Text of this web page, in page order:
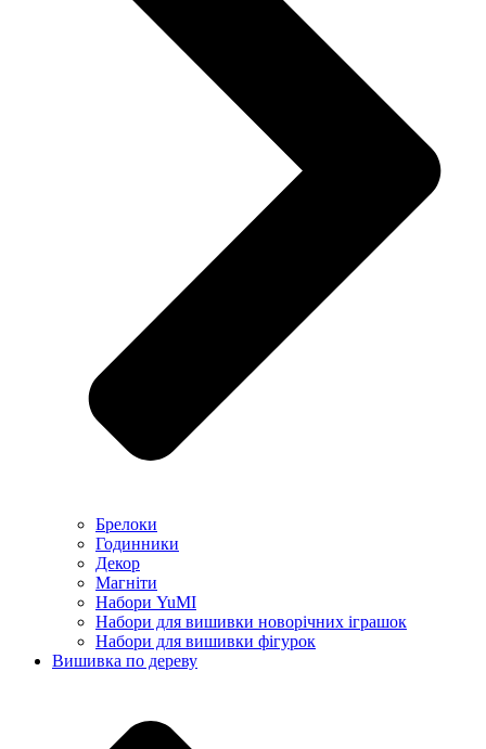
Брелоки
Годинники
Декор
Магніти
Набори YuMI
Набори для вишивки новорічних іграшок
Набори для вишивки фігурок
Вишивка по дереву